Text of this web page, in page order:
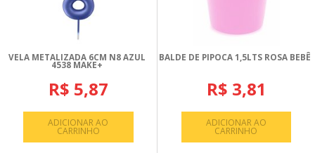
VELA METALIZADA 6CM N8 AZUL
4538 MAKE+
R$ 5,87
ADICIONAR AO
CARRINHO
BALDE DE PIPOCA 1,5LTS ROSA BEBÊ
R$ 3,81
ADICIONAR AO
CARRINHO